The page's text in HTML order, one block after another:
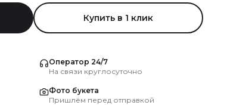
Купить в 1 клик
Оператор 24/7
На связи круглосуточно
Фото букета
Пришлём перед отправкой